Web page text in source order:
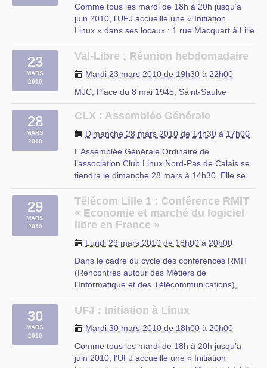
Comme tous les mardi de 18h à 20h jusqu’a
juin 2010, l’UFJ accueille une « Initiation
Linux » dans ses locaux : 1 rue Macquart à Lille
– Découverte des logiciels libres
– Installation d’une distribution Linux
– Le mode console
rue du Mal Assis, Lille
23
MARS
2010
Val-Libre : Réunion hebdomadaire
Mardi 23 mars 2010 de 19h30 à 22h00
MJC, Place du 8 mai 1945, Saint-Saulve
28
MARS
2010
CLX : Assemblée Générale
Dimanche 28 mars 2010 de 14h30 à 17h00
L’Assemblée Générale Ordinaire de
l’association Club Linux Nord-Pas de Calais se
tiendra le dimanche 28 mars à 14h30. Elle se
Georges Khaznadar, au 22 rue des mouettes ,
en soutien à l’association DKLibre aujourd’hui
dissoute.
29
MARS
2010
Télécom Lille 1 : Conférence RMIT
« Economie et marché du logiciel
libre en France »
Lundi 29 mars 2010 de 18h00 à 20h00
Dans le cadre du cycle des conférences RMIT
(Rencontres autour des Métiers de
l’Informatique et des Télécommunications),
ingénieurs de TELECOM Lille 1 vous invitent à
à 20h
« Economie et marché du logiciel libre (…)
Amphithéâtre Morse / Telecom Lille 1 /
30
MARS
2010
UFJ : Initiation à Linux
Mardi 30 mars 2010 de 18h00 à 20h00
Comme tous les mardi de 18h à 20h jusqu’a
juin 2010, l’UFJ accueille une « Initiation